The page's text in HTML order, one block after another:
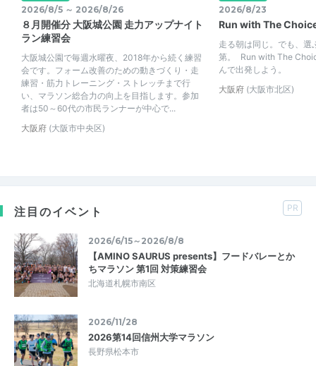
2026/8/5 ～ 2026/8/26
８月開催分 大阪城公園 走力アップナイト
ラン練習会
大阪城公園で毎週水曜夜、2018年から続く練習
会です。フォーム改善のための動きづくり・走
練習・筋力トレーニング・ストレッチまで行
い、マラソン総合力の向上を目指します。参加
者は50～60代の市民ランナーが中心で...
大阪府 (大阪市中央区)
2026/8/23
Run with The
走る朝は同じ。でも、選
第。 Run with The
んで出発しよう。
大阪府 (大阪市北区)
注目のイベント PR
2026/6/15～2026/8/8
【AMINO SAURUS presents】フードバレーとか
ちマラソン 第1回 対策練習会
北海道札幌市南区
2026/11/28
2026第14回信州大学マラソン
長野県松本市